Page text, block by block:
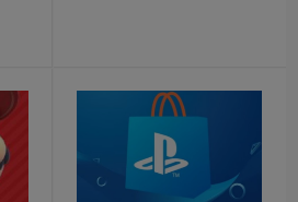
Set taladro con accesorios
1.400 Metros
280 Metros + 4 x $90